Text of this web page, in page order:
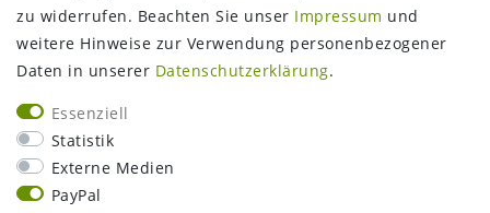
zu widerrufen. Beachten Sie unser Impressum und
weitere Hinweise zur Verwendung personenbezogener
Daten in unserer Daten­schutz­erklärung.
Essenziell
Statistik
Externe Medien
PayPal